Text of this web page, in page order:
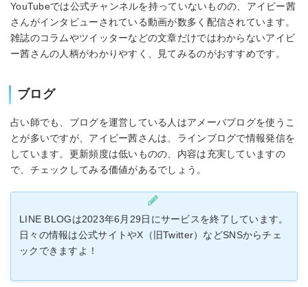
YouTubeでは公式チャンネルを持っていないものの、アイビー茜
さんがインタビューされている動画が数多く配信されています。
雑誌のコラムやツイッターなどの文章だけではわからないアイビ
ー茜さんの人柄がわかりやすく、見てみるのがおすすめです。
ブログ
占い師でも、ブログを運営している人はアメーバブログを使うこ
とが多いですが、アイビー茜さんは、ラインブログで情報発信を
しています。更新頻度は低いものの、内容は充実していますの
で、チェックしてみる価値があるでしょう。
LINE BLOGは2023年6月29日にサービスを終了しています。
日々の情報は公式サイトやX（旧Twitter）などSNSからチェ
ックできますよ！